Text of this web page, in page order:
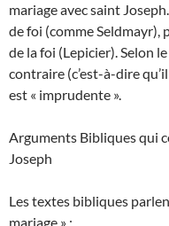
mariage avec saint
de foi (comme Seldmayr),
de la foi (Lepicier). Selon
contraire (c’est-à-dire
est « imprudente ».
Arguments Bibliques qui
Joseph
Les textes bibliques
mariage » :